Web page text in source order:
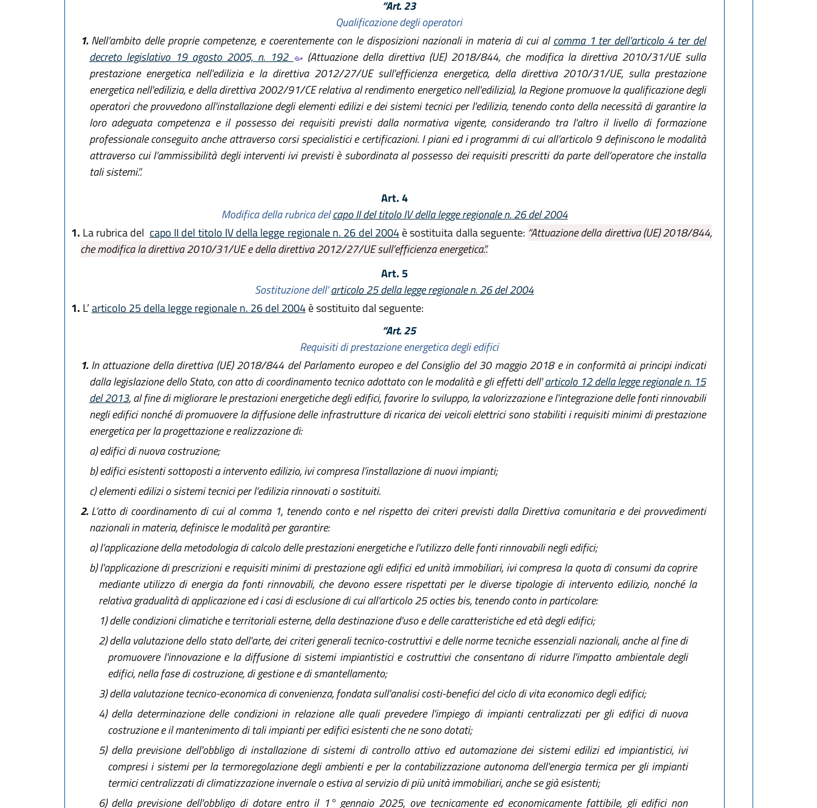
“Art. 23
Qualificazione degli operatori
1.Nell’ambito delle proprie competenze, e coerentemente con le disposizioni nazionali in materia di cui alcomma 1 ter dell’articolo 4 ter del
decreto legislativo 19 agosto 2005, n. 192
(Attuazione della direttiva (UE) 2018/844, che modifica la direttiva 2010/31/UE sulla
prestazione energetica nell'edilizia e la direttiva 2012/27/UE sull'efficienza energetica, della direttiva 2010/31/UE, sulla prestazione
energetica nell'edilizia, e della direttiva 2002/91/CE relativa al rendimento energetico nell'edilizia), la Regione promuove la qualificazione degli
operatori che provvedono all'installazione degli elementi edilizi e dei sistemi tecnici per l'edilizia, tenendo conto della necessità di garantire la
loro adeguata competenza e il possesso dei requisiti previsti dalla normativa vigente, considerando tra l'altro il livello di formazione
professionale conseguito anche attraverso corsi specialistici e certificazioni. I piani ed i programmi di cui all’articolo 9 definiscono le modalità
attraverso cui l’ammissibilità degli interventi ivi previsti è subordinata al possesso dei requisiti prescritti da parte dell’operatore che installa
tali sistemi.”.
Art. 4
Modifica della rubrica delcapo II del titolo IV della legge regionale n. 26 del 2004
1. La rubrica del capo II del titolo IV della legge regionale n. 26 del 2004è sostituita dalla seguente: “Attuazione della direttiva (UE) 2018/844,
che modifica la direttiva 2010/31/UE e della direttiva 2012/27/UE sull’efficienza energetica.”.
Art. 5
Sostituzione dell’articolo 25 della legge regionale n. 26 del 2004
1. L’articolo 25 della legge regionale n. 26 del 2004è sostituito dal seguente:
“Art. 25
Requisiti di prestazione energetica degli edifici
1.In attuazione della direttiva (UE) 2018/844 del Parlamento europeo e del Consiglio del 30 maggio 2018 e in conformità ai principi indicati
dalla legislazione dello Stato, con atto di coordinamento tecnico adottato con le modalità e gli effetti dell'articolo 12 della legge regionale n. 15
del 2013, al fine di migliorare le prestazioni energetiche degli edifici, favorire lo sviluppo, la valorizzazione e l'integrazione delle fonti rinnovabili
negli edifici nonché di promuovere la diffusione delle infrastrutture di ricarica dei veicoli elettrici sono stabiliti i requisiti minimi di prestazione
energetica per la progettazione e realizzazione di:
a)edifici di nuova costruzione;
b)edifici esistenti sottoposti a intervento edilizio, ivi compresa l’installazione di nuovi impianti;
c)elementi edilizi o sistemi tecnici per l’edilizia rinnovati o sostituiti.
2.L’atto di coordinamento di cui al comma 1, tenendo conto e nel rispetto dei criteri previsti dalla Direttiva comunitaria e dei provvedimenti
nazionali in materia, definisce le modalità per garantire:
a)l’applicazione della metodologia di calcolo delle prestazioni energetiche e l'utilizzo delle fonti rinnovabili negli edifici;
b)l'applicazione di prescrizioni e requisiti minimi di prestazione agli edifici ed unità immobiliari, ivi compresa la quota di consumi da coprire
mediante utilizzo di energia da fonti rinnovabili, che devono essere rispettati per le diverse tipologie di intervento edilizio, nonché la
relativa gradualità di applicazione ed i casi di esclusione di cui all’articolo 25 octies bis, tenendo conto in particolare:
1)delle condizioni climatiche e territoriali esterne, della destinazione d'uso e delle caratteristiche ed età degli edifici;
2)della valutazione dello stato dell'arte, dei criteri generali tecnico-costruttivi e delle norme tecniche essenziali nazionali, anche al fine di
promuovere l'innovazione e la diffusione di sistemi impiantistici e costruttivi che consentano di ridurre l'impatto ambientale degli
edifici, nella fase di costruzione, di gestione e di smantellamento;
3)della valutazione tecnico-economica di convenienza, fondata sull'analisi costi-benefici del ciclo di vita economico degli edifici;
4)della determinazione delle condizioni in relazione alle quali prevedere l'impiego di impianti centralizzati per gli edifici di nuova
costruzione e il mantenimento di tali impianti per edifici esistenti che ne sono dotati;
5)della previsione dell'obbligo di installazione di sistemi di controllo attivo ed automazione dei sistemi edilizi ed impiantistici, ivi
compresi i sistemi per la termoregolazione degli ambienti e per la contabilizzazione autonoma dell'energia termica per gli impianti
termici centralizzati di climatizzazione invernale o estiva al servizio di più unità immobiliari, anche se già esistenti;
6) della previsione dell'obbligo di dotare entro il 1° gennaio 2025, ove tecnicamente ed economicamente fattibile, gli edifici non